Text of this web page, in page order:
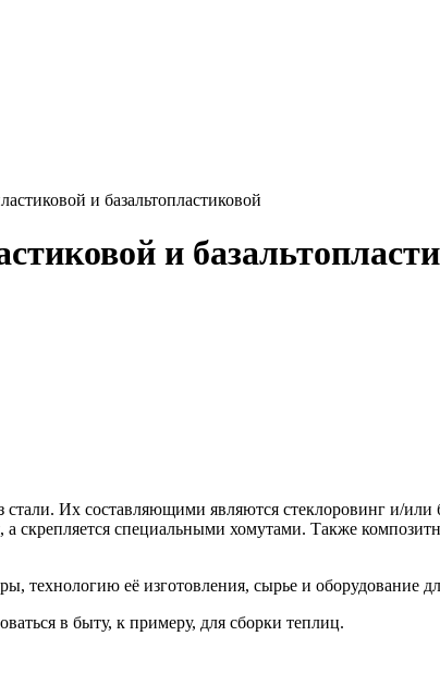
и базальтопластиковой
и
Их составляющими являются стеклоровинг и/или
специальными хомутами. Также
технологию её изготовления, сырье и оборудование
в быту, к примеру, для сборки теплиц.